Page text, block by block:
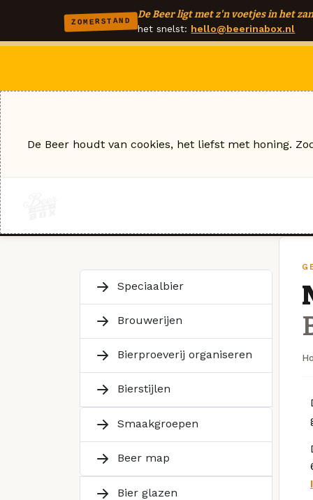
ZOMERSTAND
De Beer ligt met z'n voetjes in het
het snelst: hello@beerinabox.nl
Speciaalbier
Brouwerijen
Bierproeverij organiseren
Bierstijlen
Smaakgroepen
Beer map
Bier glazen
De Beer houdt van cookies, het liefst met honing.